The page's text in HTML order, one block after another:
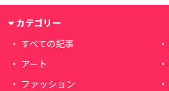
カテゴリー
すべての記事
アート
ファッション